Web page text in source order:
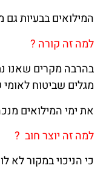
המילואים בבעיות
למה זה קורה ?
בהרבה מקרים שאנו
מגלים שביטוח
את ימי המילואים מנכה 25% מס מכל
למה זה יוצר חוב ?
כי הניכוי במקור לא